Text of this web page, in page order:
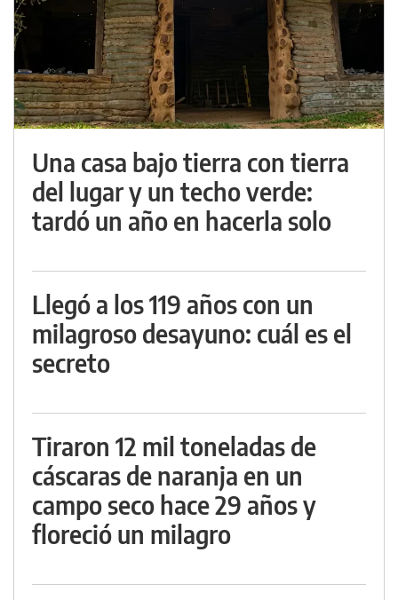
Una casa bajo tierra con tierra
del lugar y un techo verde:
tardó un año en hacerla solo
Llegó a los 119 años con un
milagroso desayuno: cuál es el
secreto
Tiraron 12 mil toneladas de
cáscaras de naranja en un
campo seco hace 29 años y
floreció un milagro